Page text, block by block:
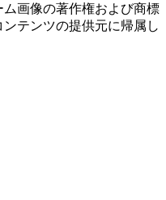
画像の著作権および商標
テンツの提供元に帰属し